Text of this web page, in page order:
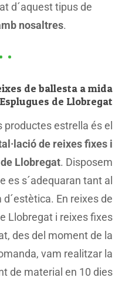
d´aquest tipus de
nosaltres.
de ballesta a mida
Esplugues de Llobregat
productes estrella és el
de reixes fixes i
Llobregat. Disposem
es s´adequaran tant al
En reixes de
Llobregat i reixes fixes
des del moment de la
vam realitzar la
de material en 10 dies